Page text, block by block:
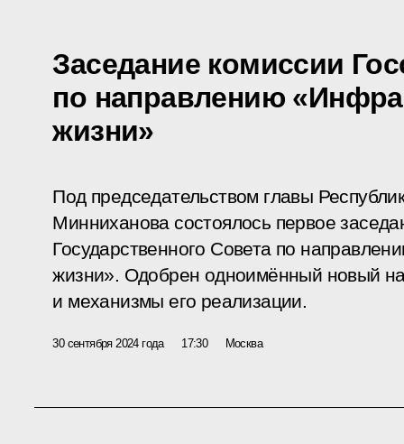
Заседание комиссии
по направлению
жизни»
Под председательством главы
Минниханова состоялось первое
Государственного Совета по
жизни». Одобрен одноимённый новый
и механизмы его реализации.
30 сентября 2024 года 17:30 Москва